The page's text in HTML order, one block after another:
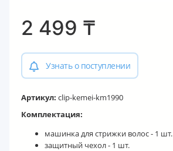
2 499 ₸
Узнать о поступлении
Артикул: clip-kemei-km1990
Комплектация:
машинка для стрижки волос - 1 шт.
защитный чехол - 1 шт.